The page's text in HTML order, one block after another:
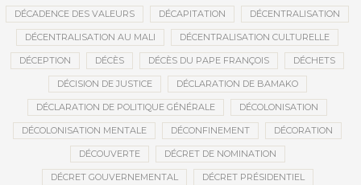
DÉCADENCE DES VALEURS DÉCAPITATION DÉCENTRALISATION
DÉCENTRALISATION AU MALI DÉCENTRALISATION CULTURELLE
DÉCEPTION DÉCÈS DÉCÈS DU PAPE FRANÇOIS DÉCHETS
DÉCISION DE JUSTICE DÉCLARATION DE BAMAKO
DÉCLARATION DE POLITIQUE GÉNÉRALE DÉCOLONISATION
DÉCOLONISATION MENTALE DÉCONFINEMENT DÉCORATION
DÉCOUVERTE DÉCRET DE NOMINATION
DÉCRET GOUVERNEMENTAL DÉCRET PRÉSIDENTIEL